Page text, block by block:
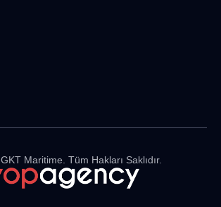
GKT Maritime. Tüm Hakları Saklıdır.